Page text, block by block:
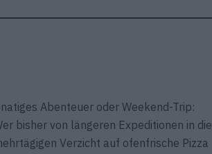
Abenteuer oder Weekend-Trip:
bisher von längeren Expeditionen in die
Verzicht auf ofenfrische Pizza